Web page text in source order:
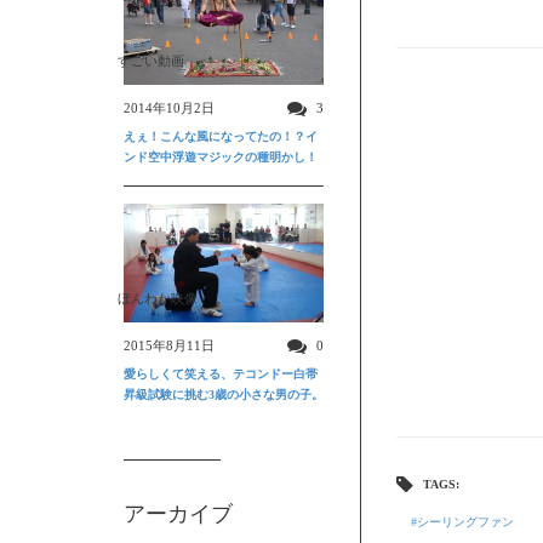
TAGS:
シーリングファン
すごい動画
2014年10月2日 3
えぇ！こんな風になってたの！？イ
ンド空中浮遊マジックの種明かし！
ほんわか映像
2015年8月11日 0
愛らしくて笑える、テコンドー白帯
昇級試験に挑む3歳の小さな男の子。
アーカイブ